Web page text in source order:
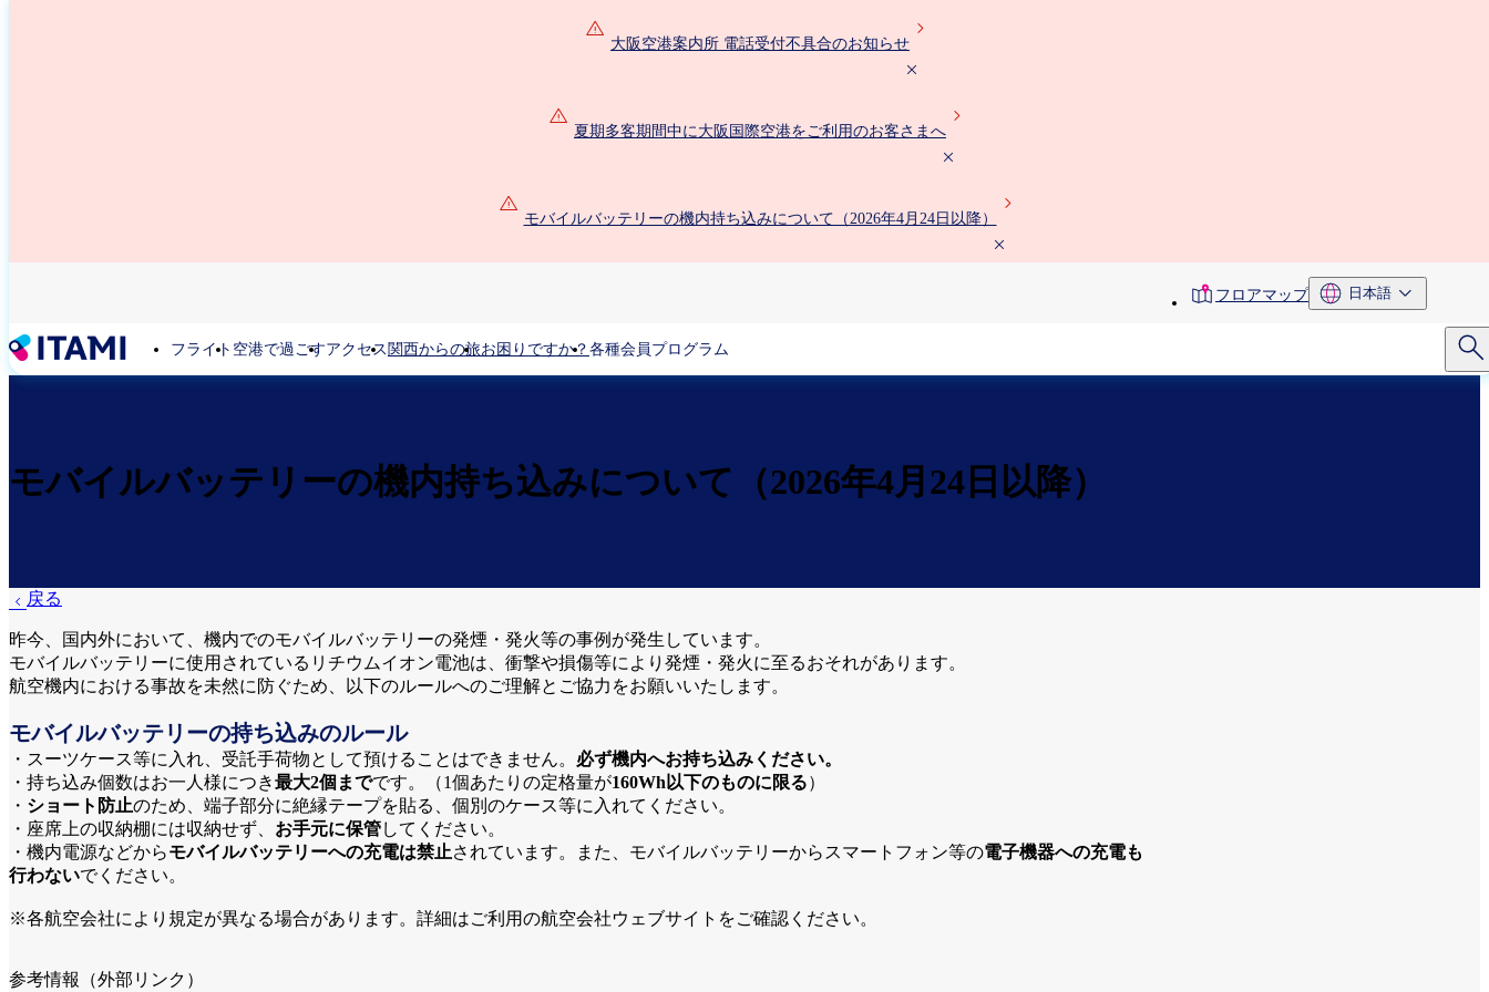
大阪空港案内所 電話受付不具合のお知らせ
夏期多客期間中に大阪国際空港をご利用のお客さまへ
モバイルバッテリーの機内持ち込みについて（2026年4月24日以降）
toolbarフロアマップ 日本語
フライト 空港で過ごすアクセス 関西からの旅お困りですか？ 各種会員プログラム
モバイルバッテリーの機内持ち込みについて（2026年4月24日以降）
戻る
昨今、国内外において、機内でのモバイルバッテリーの発煙・発火等の事例が発生しています。
モバイルバッテリーに使用されているリチウムイオン電池は、衝撃や損傷等により発煙・発火に至るおそれがあります。
航空機内における事故を未然に防ぐため、以下のルールへのご理解とご協力をお願いいたします。
モバイルバッテリーの持ち込みのルール
・スーツケース等に入れ、受託手荷物として預けることはできません。 必ず機内へお持ち込みください。
・持ち込み個数はお一人様につき最大2個までです。（1個あたりの定格量が160Wh以下のものに限る）
・ ショート防止のため、端子部分に絶縁テープを貼る、個別のケース等に入れてください。
・座席上の収納棚には収納せず、 お手元に保管してください。
・機内電源などからモバイルバッテリーへの充電は禁止されています。また、モバイルバッテリーからスマートフォン等の電子機器への充電も
行わないでください。
※各航空会社により規定が異なる場合があります。詳細はご利用の航空会社ウェブサイトをご確認ください。
参考情報（外部リンク）